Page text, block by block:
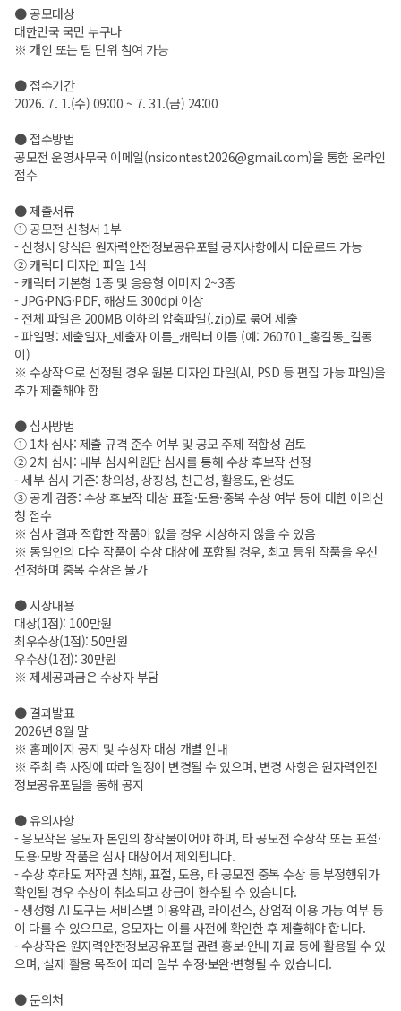
● 공모대상
대한민국 국민 누구나
※ 개인 또는 팀 단위 참여 가능
● 접수기간
2026. 7. 1.(수) 09:00 ~ 7. 31.(금) 24:00
● 접수방법
공모전 운영사무국 이메일(nsicontest2026@gmail.com)을 통한 온라인
접수
● 제출서류
① 공모전 신청서 1부
- 신청서 양식은 원자력안전정보공유포털 공지사항에서 다운로드 가능
② 캐릭터 디자인 파일 1식
- 캐릭터 기본형 1종 및 응용형 이미지 2~3종
- JPG·PNG·PDF, 해상도 300dpi 이상
- 전체 파일은 200MB 이하의 압축파일(.zip)로 묶어 제출
- 파일명: 제출일자_제출자 이름_캐릭터 이름 (예: 260701_홍길동_길동
이)
※ 수상작으로 선정될 경우 원본 디자인 파일(AI, PSD 등 편집 가능 파일)을
추가 제출해야 함
● 심사방법
① 1차 심사: 제출 규격 준수 여부 및 공모 주제 적합성 검토
② 2차 심사: 내부 심사위원단 심사를 통해 수상 후보작 선정
- 세부 심사 기준: 창의성, 상징성, 친근성, 활용도, 완성도
③ 공개 검증: 수상 후보작 대상 표절·도용·중복 수상 여부 등에 대한 이의신
청 접수
※ 심사 결과 적합한 작품이 없을 경우 시상하지 않을 수 있음
※ 동일인의 다수 작품이 수상 대상에 포함될 경우, 최고 등위 작품을 우선
선정하며 중복 수상은 불가
● 시상내용
대상(1점): 100만원
최우수상(1점): 50만원
우수상(1점): 30만원
※ 제세공과금은 수상자 부담
● 결과발표
2026년 8월 말
※ 홈페이지 공지 및 수상자 대상 개별 안내
※ 주최 측 사정에 따라 일정이 변경될 수 있으며, 변경 사항은 원자력안전
정보공유포털을 통해 공지
● 유의사항
- 응모작은 응모자 본인의 창작물이어야 하며, 타 공모전 수상작 또는 표절·
도용·모방 작품은 심사 대상에서 제외됩니다.
- 수상 후라도 저작권 침해, 표절, 도용, 타 공모전 중복 수상 등 부정행위가
확인될 경우 수상이 취소되고 상금이 환수될 수 있습니다.
- 생성형 AI 도구는 서비스별 이용약관, 라이선스, 상업적 이용 가능 여부 등
이 다를 수 있으므로, 응모자는 이를 사전에 확인한 후 제출해야 합니다.
- 수상작은 원자력안전정보공유포털 관련 홍보·안내 자료 등에 활용될 수 있
으며, 실제 활용 목적에 따라 일부 수정·보완·변형될 수 있습니다.
● 문의처